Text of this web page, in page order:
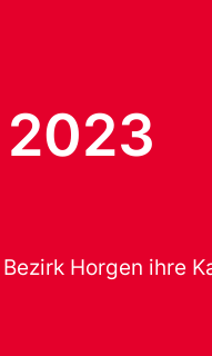
Horgen ihre